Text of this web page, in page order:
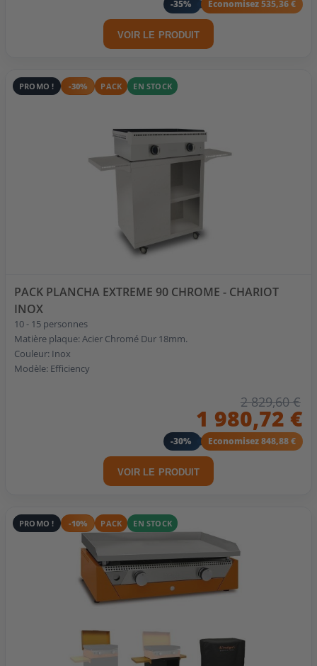
-35% Economisez 535,36 €
VOIR LE PRODUIT
PROMO ! -30% PACK EN STOCK
PACK PLANCHA EXTREME 90 CHROME - CHARIOT
INOX
10 - 15 personnes
Matière plaque: Acier Chromé Dur 18mm.
Couleur: Inox
Modèle: Efficiency
2 829,60 €
1 980,72 €
-30% Economisez 848,88 €
VOIR LE PRODUIT
PROMO ! -10% PACK EN STOCK